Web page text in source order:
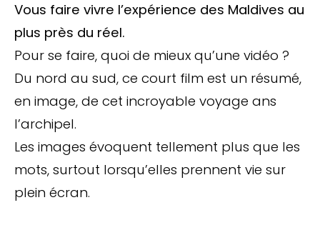
Vous faire vivre l’expérience des Maldives au
plus près du réel.
Pour se faire, quoi de mieux qu’une vidéo ?
Du nord au sud, ce court film est un résumé,
en image, de cet incroyable voyage ans
l’archipel.
Les images évoquent tellement plus que les
mots, surtout lorsqu’elles prennent vie sur
plein écran.